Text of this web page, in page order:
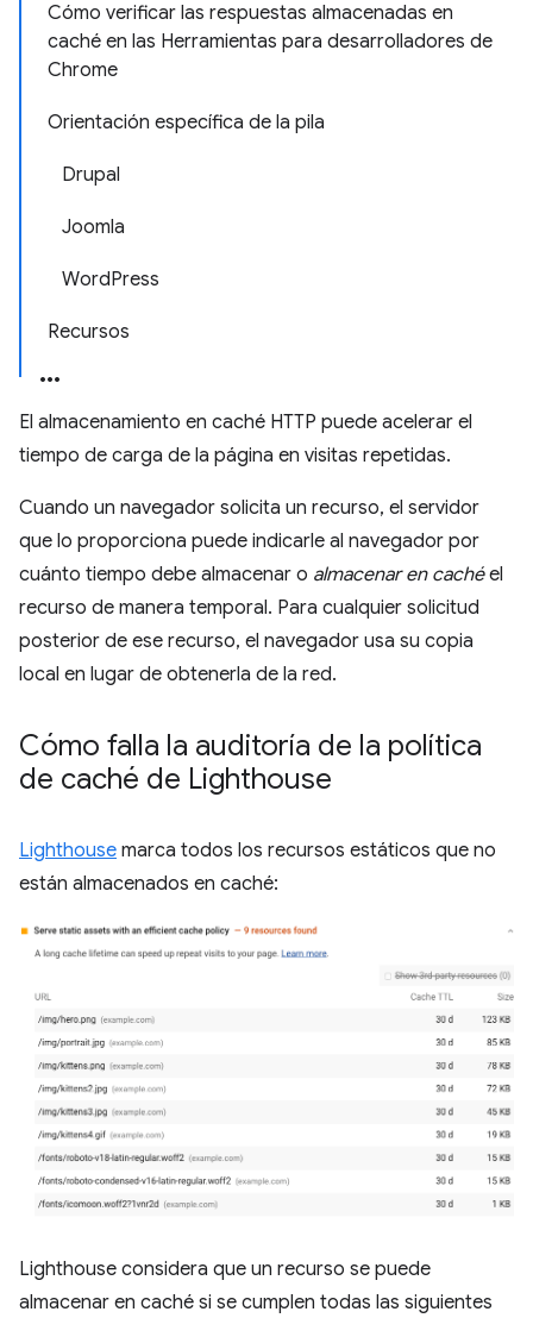
Cómo verificar las respuestas almacenadas en
caché en las Herramientas para desarrolladores de
Chrome
Orientación específica de la pila
Drupal
Joomla
WordPress
Recursos
El almacenamiento en caché HTTP puede acelerar el
tiempo de carga de la página en visitas repetidas.
Cuando un navegador solicita un recurso, el servidor
que lo proporciona puede indicarle al navegador por
cuánto tiempo debe almacenar o almacenar en cachéel
recurso de manera temporal. Para cualquier solicitud
posterior de ese recurso, el navegador usa su copia
local en lugar de obtenerla de la red.
Cómo falla la auditoría de la política
de caché de Lighthouse
Lighthouse marca todos los recursos estáticos que no
están almacenados en caché:
Lighthouse considera que un recurso se puede
almacenar en caché si se cumplen todas las siguientes